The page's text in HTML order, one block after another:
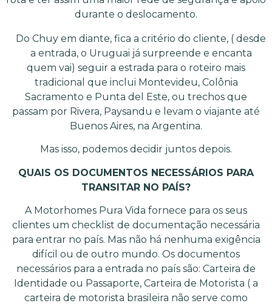
durante o deslocamento.
Do Chuy em diante, fica a critério do cliente, ( desde
a entrada, o Uruguai já surpreende e encanta
quem vai) seguir a estrada para o roteiro mais
tradicional que inclui Montevideu, Colônia
Sacramento e Punta del Este, ou trechos que
passam por Rivera, Paysandu e levam o viajante até
Buenos Aires, na Argentina.
Mas isso, podemos decidir juntos depois.
QUAIS OS DOCUMENTOS NECESSÁRIOS PARA
TRANSITAR NO PAÍS?
A Motorhomes Pura Vida fornece para os seus
clientes um checklist de documentação necessária
para entrar no país. Mas não há nenhuma exigência
difícil ou de outro mundo. Os documentos
necessários para a entrada no país são: Carteira de
Identidade ou Passaporte, Carteira de Motorista ( a
carteira de motorista brasileira não serve como